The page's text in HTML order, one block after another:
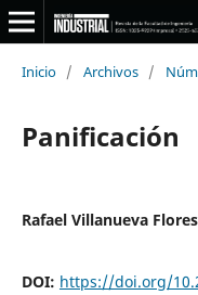
Inicio / Archivos /
Panificación
Rafael Villanueva Flores
DOI: https://doi.org/